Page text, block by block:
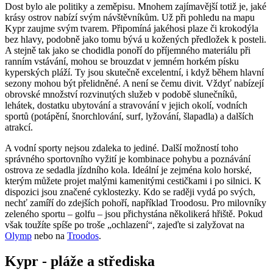
Dost bylo ale politiky a zeměpisu. Mnohem zajímavější totiž je, jaké
krásy ostrov nabízí svým návštěvníkům. Už při pohledu na mapu
Kypr zaujme svým tvarem. Připomíná jakéhosi plaze či krokodýla
bez hlavy, podobně jako tomu bývá u kožených předložek k posteli.
A stejně tak jako se chodidla ponoří do příjemného materiálu při
ranním vstávání, mohou se brouzdat v jemném horkém písku
kyperských pláží. Ty jsou skutečně excelentní, i když během hlavní
sezony mohou být přelidněné. A není se čemu divit. Vždyť nabízejí
obrovské množství rozvinutých služeb v podobě slunečníků,
lehátek, dostatku ubytování a stravování v jejich okolí, vodních
sportů (potápění, šnorchlování, surf, lyžování, šlapadla) a dalších
atrakcí.
A vodní sporty nejsou zdaleka to jediné. Další možností toho
správného sportovního vyžití je kombinace pohybu a poznávání
ostrova ze sedadla jízdního kola. Ideální je zejména kolo horské,
kterým můžete projet malými kamenitými cestičkami i po silnici. K
dispozici jsou značené cyklostezky. Kdo se raději vydá po svých,
nechť zamíří do zdejších pohoří, například Troodosu. Pro milovníky
zeleného sportu – golfu – jsou přichystána několikerá hřiště. Pokud
však toužíte spíše po troše „ochlazení“, zajeďte si zalyžovat na
Olymp nebo na Troodos.
Kypr - pláže a střediska